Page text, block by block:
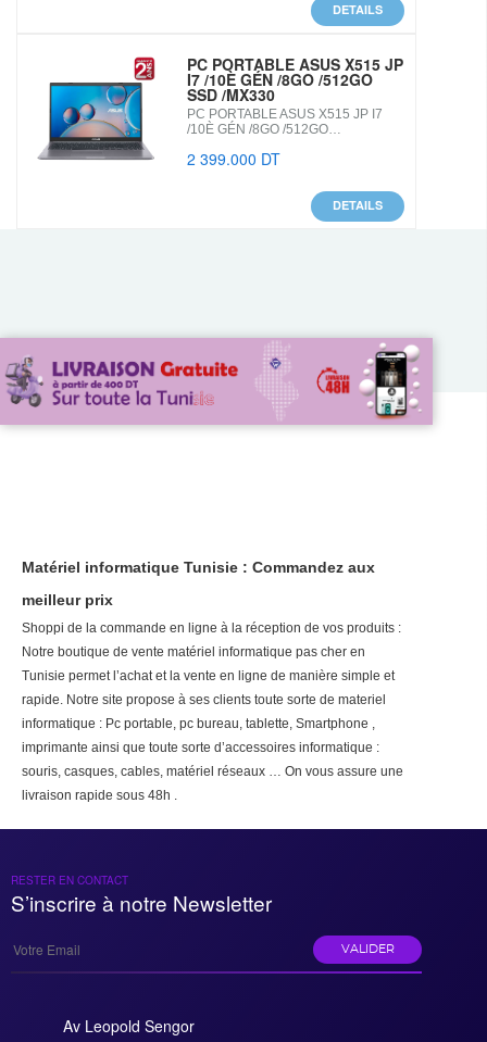
DETAILS
PC PORTABLE ASUS X515 JP
I7 /10È GÉN /8GO /512GO
SSD /MX330
PC PORTABLE ASUS X515 JP I7
/10È GÉN /8GO /512GO…
2 399.000 DT
DETAILS
Matériel informatique Tunisie : Commandez aux
meilleur prix
Shoppi de la commande en ligne à la réception de vos produits :
Notre boutique de vente matériel informatique pas cher en
Tunisie permet l’achat et la vente en ligne de manière simple et
rapide. Notre site propose à ses clients toute sorte de materiel
informatique : Pc portable, pc bureau, tablette, Smartphone ,
imprimante ainsi que toute sorte d’accessoires informatique :
souris, casques, cables, matériel réseaux … On vous assure une
livraison rapide sous 48h .
RESTER EN CONTACT
S’inscrire à notre Newsletter
VALIDER
Av Leopold Sengor